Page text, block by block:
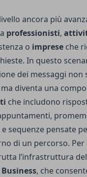
ancora più
professionisti,
o imprese che
In questo
dei messaggi non
diventa una
che includono
sequenze pensate
di un percorso.
l’infrastruttura
, che